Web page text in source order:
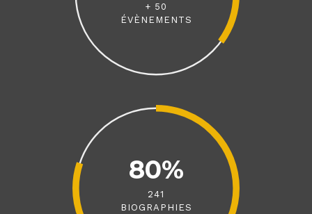
+ 50
ÉVÈNEMENTS
80%
241
BIOGRAPHIES